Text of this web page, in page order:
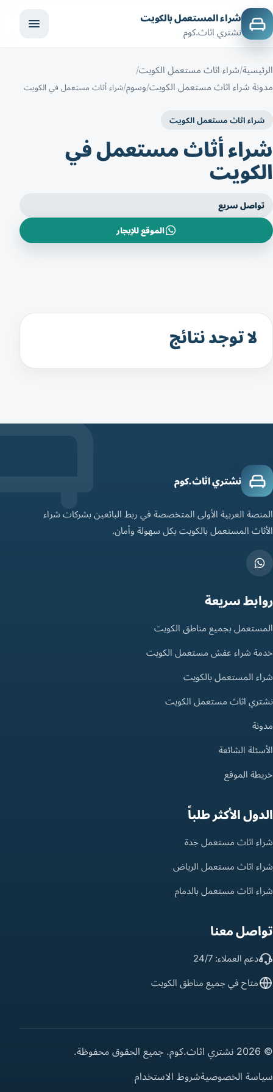
شراء المستعمل بالكويت
نشتري اثاث.كوم
الرئيسية شراء اثاث مستعمل الكويت
مدونة شراء اثاث مستعمل الكويت وسوم شراء أثاث مستعمل في الكويت
شراء اثاث مستعمل الكويت
شراء أثاث مستعمل في
الكويت
تواصل سريع
الموقع للإيجار
لا توجد نتائج
نشتري اثاث.كوم
المنصة العربية الأولى المتخصصة في ربط البائعين بشركات شراء
الأثاث المستعمل بالكويت بكل سهولة وأمان.
روابط سريعة
المستعمل بجميع مناطق الكويت
خدمة شراء عفش مستعمل الكويت
شراء المستعمل بالكويت
نشتري اثاث مستعمل الكويت
مدونة
الأسئلة الشائعة
خريطة الموقع
الدول الأكثر طلباً
شراء اثاث مستعمل جدة
شراء اثاث مستعمل الرياض
شراء اثاث مستعمل بالدمام
تواصل معنا
دعم العملاء: 24/7
متاح في جميع مناطق الكويت
© 2026 نشتري اثاث.كوم. جميع الحقوق محفوظة.
سياسة الخصوصيةشروط الاستخدام